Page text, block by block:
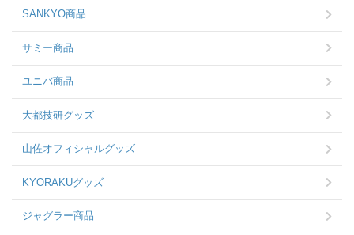
SANKYO商品
サミー商品
ユニバ商品
大都技研グッズ
山佐オフィシャルグッズ
KYORAKUグッズ
ジャグラー商品